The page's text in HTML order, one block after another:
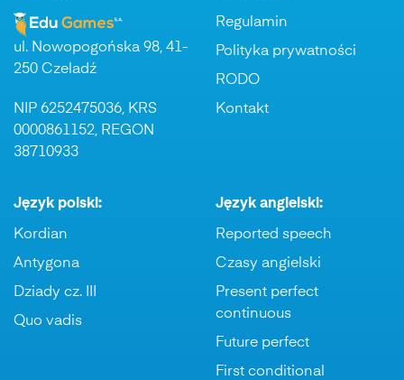
ul. Nowopogońska 98, 41-
250 Czeladź
NIP 6252475036, KRS
0000861152, REGON
38710933
Regulamin
Polityka prywatności
RODO
Kontakt
Język polski:
Kordian
Antygona
Dziady cz. III
Quo vadis
Język angielski:
Reported speech
Czasy angielski
Present perfect
continuous
Future perfect
First conditional